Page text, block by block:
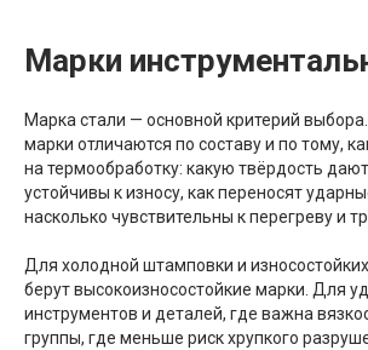
Марки
Марка стали — основной критерий выбора.
марки отличаются по составу и по тому,
на термообработку: какую твёрдость
устойчивы к износу, как переносят
насколько чувствительны к перегреву и
Для холодной штамповки и
берут высокоизносостойкие марки. Для
инструментов и деталей, где важна
группы, где меньше риск хрупкого